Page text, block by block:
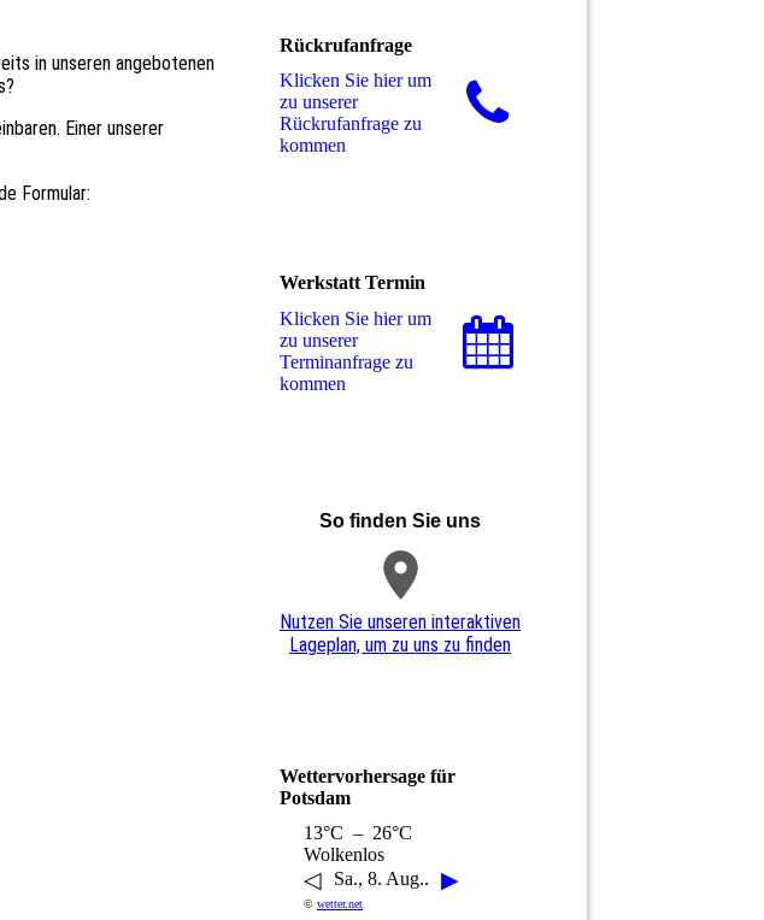
in unseren angebotenen
Einer unserer
Formular:
Rückrufanfrage
Klicken Sie hier um
zu unserer
Rückrufanfrage zu
kommen
Werkstatt Termin
Klicken Sie hier um
zu unserer
Terminanfrage zu
kommen
So finden Sie uns
Nutzen Sie unseren interaktiven
La­ge­plan, um zu uns zu finden
Wettervorhersage für
Potsdam
13°C – 26°C
Wolkenlos
◁ Sa., 8. Aug.. ▶
© wetter.net